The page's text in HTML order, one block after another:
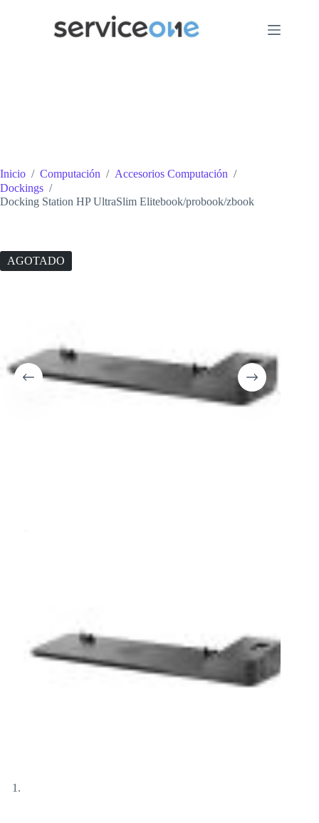
Inicio / Computación / Accesorios Computación /
Dockings /
Docking Station HP UltraSlim Elitebook/probook/zbook
AGOTADO